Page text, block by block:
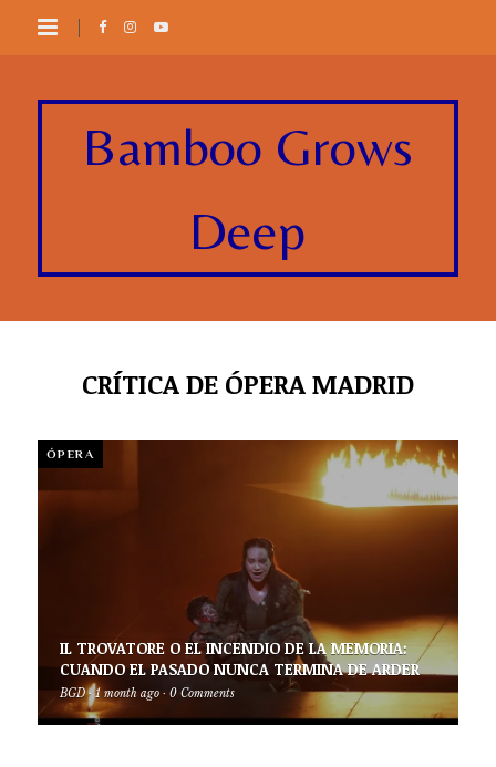
Bamboo Grows
Deep
CRÍTICA DE ÓPERA MADRID
ÓPERA
IL TROVATORE O EL INCENDIO DE LA MEMORIA:
CUANDO EL PASADO NUNCA TERMINA DE ARDER
BGD · 1 month ago · 0 Comments